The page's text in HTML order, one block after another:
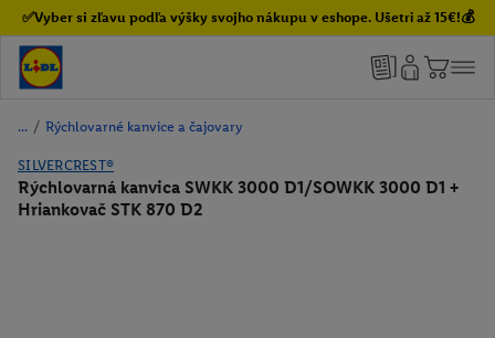
✅Vyber si zľavu podľa výšky svojho nákupu v eshope. Ušetri až 15€!💰
/ Rýchlovarné kanvice a čajovary
SILVERCREST®
Rýchlovarná kanvica SWKK 3000 D1/SOWKK 3000 D1 +
Hriankovač STK 870 D2